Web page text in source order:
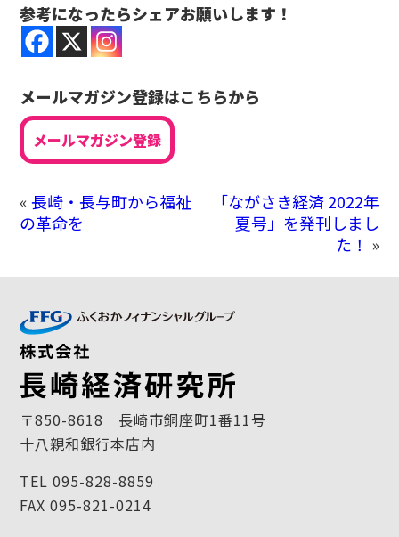
参考になったらシェアお願いします！
メールマガジン登録はこちらから
メールマガジン登録
«長崎・長与町から福祉
の革命を
「ながさき経済 2022年
夏号」を発刊しまし
た！ »
〒850-8618 長崎市銅座町1番11号
十八親和銀行本店内
TEL 095-828-8859
FAX 095-821-0214